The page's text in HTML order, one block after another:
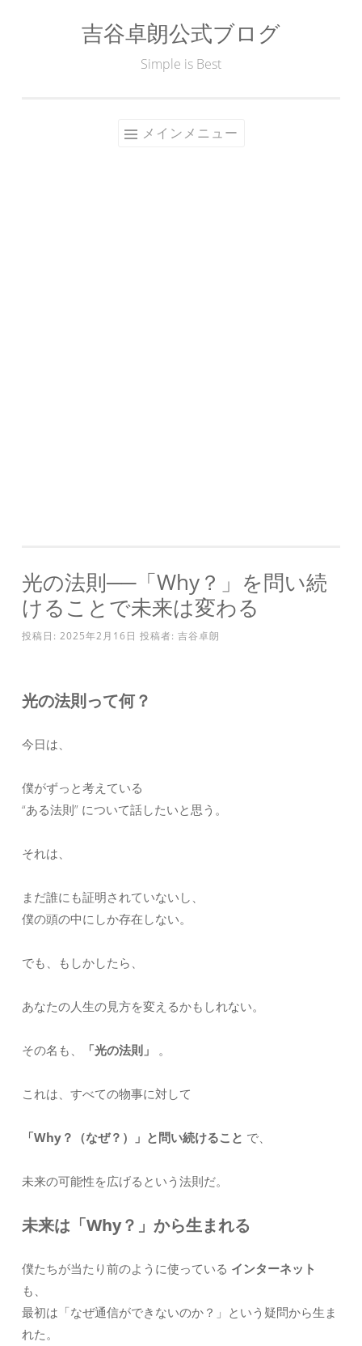
吉谷卓朗公式ブログ
Simple is Best
メインメニュー
光の法則──「Why？」を問い続
けることで未来は変わる
投稿日: 2025年2月16日 投稿者: 吉谷卓朗
光の法則って何？
今日は、
僕がずっと考えている
“ある法則” について話したいと思う。
それは、
まだ誰にも証明されていないし、
僕の頭の中にしか存在しない。
でも、もしかしたら、
あなたの人生の見方を変えるかもしれない。
その名も、 「光の法則」 。
これは、すべての物事に対して
「Why？（なぜ？）」と問い続けること で、
未来の可能性を広げるという法則だ。
未来は「Why？」から生まれる
僕たちが当たり前のように使っている インターネット
も、
最初は「なぜ通信ができないのか？」という疑問から生ま
れた。